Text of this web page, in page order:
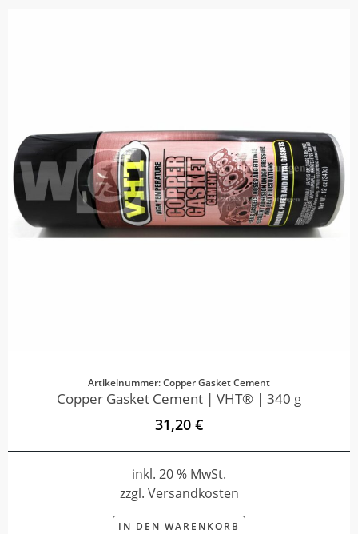
Artikelnummer: Copper Gasket Cement
Copper Gasket Cement | VHT® | 340 g
31,20 €
inkl. 20 % MwSt.
zzgl. Versandkosten
IN DEN WARENKORB